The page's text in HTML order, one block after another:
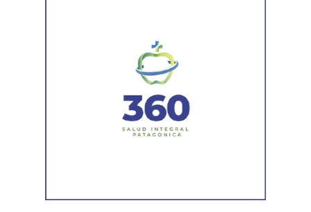
sectores más deteriorados y mejorar las condiciones de